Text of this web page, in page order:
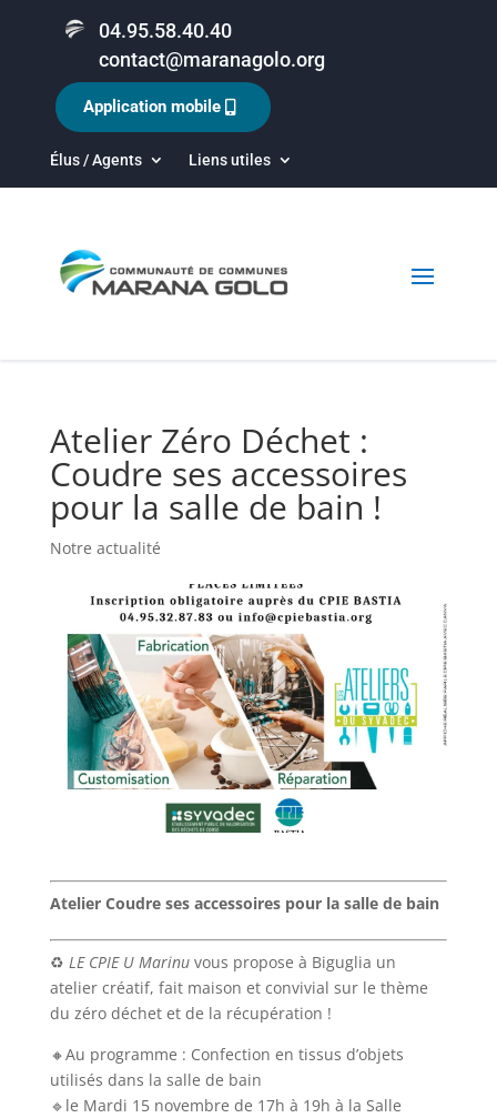
04.95.58.40.40
contact@maranagolo.org
Élus / Agents Liens utiles
Application mobile
Atelier Zéro Déchet :
Coudre ses accessoires
pour la salle de bain !
Notre actualité
Atelier Coudre ses accessoires pour la salle de bain
♻️ LE CPIE U Marinuvous propose à Biguglia un
atelier créatif, fait maison et convivial sur le thème
du zéro déchet et de la récupération !
🔸️Au programme : Confection en tissus d’objets
utilisés dans la salle de bain
🔹️le Mardi 15 novembre de 17h à 19h à la Salle